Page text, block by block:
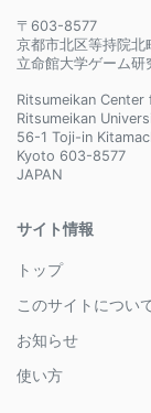
〒603-8577
京都市北区等持院北
立命館大学ゲーム研
Ritsumeikan
Ritsumeikan
56-1 Toji-in
Kyoto 603-8577
JAPAN
サイト情報
トップ
このサイトについ
お知らせ
使い方